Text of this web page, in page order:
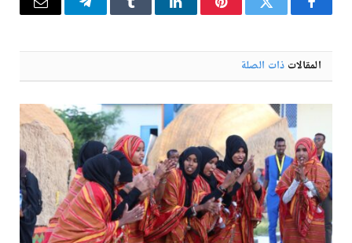
فيسبوكتويتر بينتيريستلينكدإن Tumblr تيلقرام البريد
المقالات ذات الصلة